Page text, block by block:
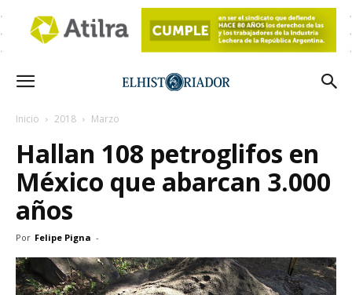
Inicio 2018 Marzo
Hallan 108 petroglifos en
México que abarcan 3.000
años
Por Felipe Pigna -